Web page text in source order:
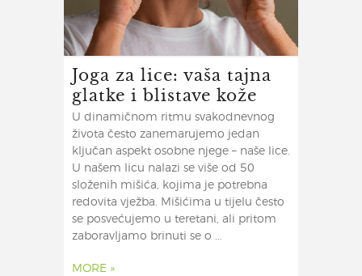
Joga za lice: vaša tajna
glatke i blistave kože
U dinamičnom ritmu svakodnevnog
života često zanemarujemo jedan
ključan aspekt osobne njege – naše lice.
U našem licu nalazi se više od 50
složenih mišića, kojima je potrebna
redovita vježba. Mišićima u tijelu često
se posvećujemo u teretani, ali pritom
zaboravljamo brinuti se o ...
MORE »